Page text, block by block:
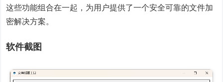
这些功能组合在一起，为用户提供了一个安全可靠的文件加
密解决方案。
软件截图